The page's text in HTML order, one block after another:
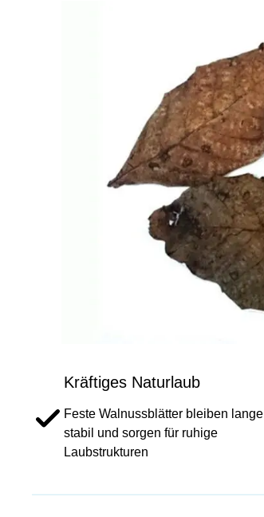
Kräftiges Naturlaub
Feste Walnussblätter bleiben lange
stabil und sorgen für ruhige
Laubstrukturen